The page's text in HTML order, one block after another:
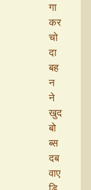
गा
कर
चो
दा
बह
न
ने
खुद
बो
ब्स
दब
वाए